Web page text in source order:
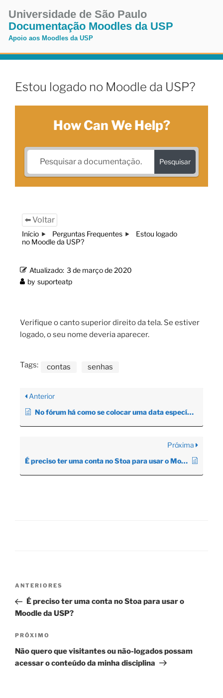
para
conteúdo
Universidade de São Paulo
Documentação Moodles da USP
Apoio aos Moodles da USP
Pular
conteúdo
Estou logado no Moodle da USP?
How Can We Help?
Pesquisar
⬅️ Voltar
Início Perguntas Frequentes
Estou logado
no Moodle da USP?
Atualizado: 3 de março de 2020
by suporteatp
Verifique o canto superior direito da tela. Se estiver
logado, o seu nome deveria aparecer.
Tags: contas senhas
Anterior
No fórum há como se colocar uma data específica para finalizar a discussão do tópico?
Próxima
É preciso ter uma conta no Stoa para usar o Moodle da USP?
Navegação
Post
Post
anterior
ANTERIORES
É preciso ter uma conta no Stoa para usar o
Moodle da USP?
Próximo
post
PRÓXIMO
Não quero que visitantes ou não-logados possam
acessar o conteúdo da minha disciplina